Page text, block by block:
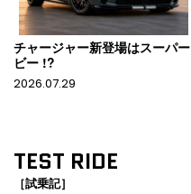
チャージャー新登場はスーパー
ビー !?
2026.07.29
TEST RIDE
［試乗記］